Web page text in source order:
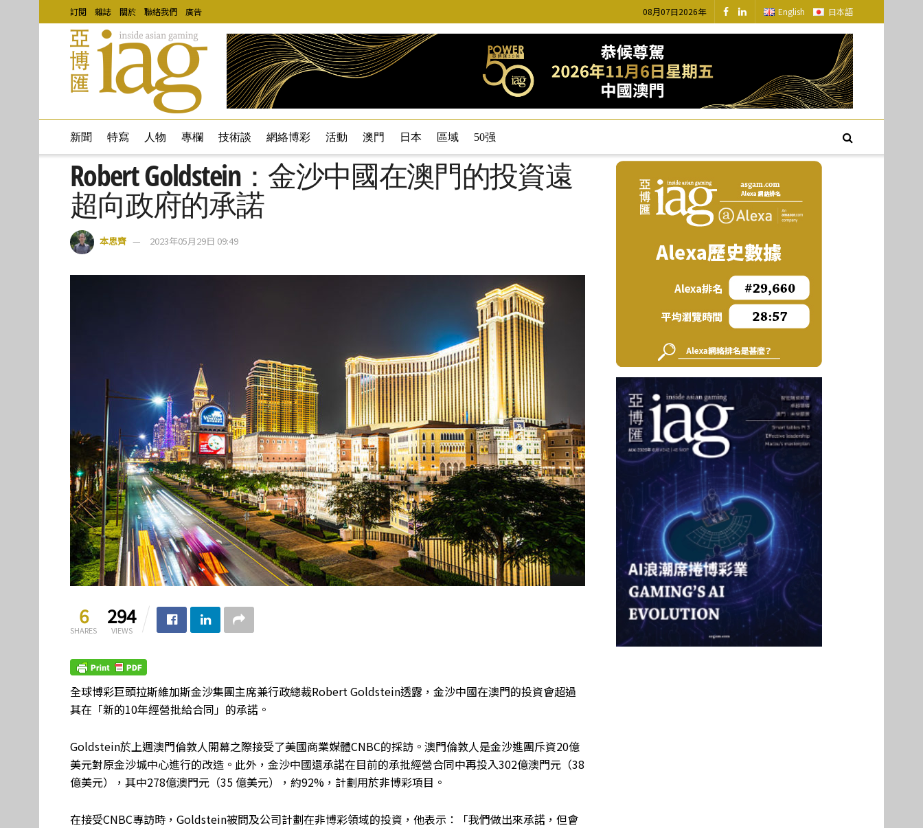
訂閱 雜誌 關於 聯絡我們 廣告 08月07日2026年 English 日本語
新聞 特寫 人物 專欄 技術談 網絡博彩 活動 澳門 日本 區域 50强
Robert Goldstein：金沙中國在澳門的投資遠
超向政府的承諾
本思齊 2023年05月29日 09:49
6
SHARES
294
VIEWS
全球博彩巨頭拉斯維加斯金沙集團主席兼行政總裁Robert Goldstein透露，金沙中國在澳門的投資會超過
其在「新的10年經營批給合同」的承諾。
Goldstein於上週澳門倫敦人開幕之際接受了美國商業媒體CNBC的採訪。澳門倫敦人是金沙進團斥資20億
美元對原金沙城中心進行的改造。此外，金沙中國還承諾在目前的承批經營合同中再投入302億澳門元（38
億美元），其中278億澳門元（35 億美元），約92%，計劃用於非博彩項目。
在接受CNBC專訪時，Goldstein被問及公司計劃在非博彩領域的投資，他表示：「我們做出來承諾，但會